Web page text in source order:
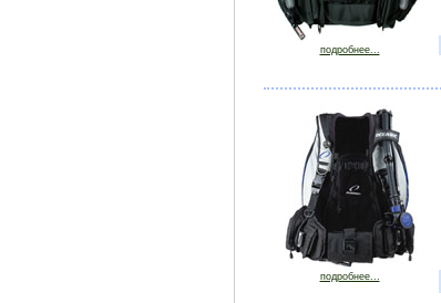
подробнее...
подробнее...